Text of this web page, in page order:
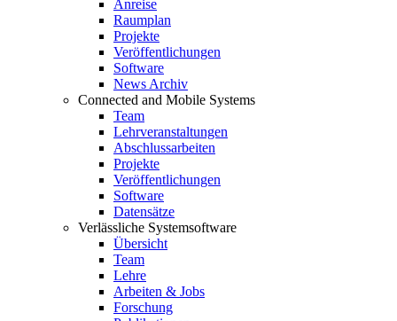
Anreise
Raumplan
Projekte
Veröffentlichungen
Software
News Archiv
Connected and Mobile Systems
Team
Lehrveranstaltungen
Abschlussarbeiten
Projekte
Veröffentlichungen
Software
Datensätze
Verlässliche Systemsoftware
Übersicht
Team
Lehre
Arbeiten & Jobs
Forschung